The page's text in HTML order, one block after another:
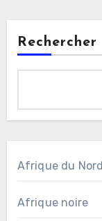
Rechercher
Afrique du Nord
Afrique noire